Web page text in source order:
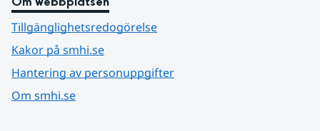
Tillgänglighetsredogörelse
Kakor på smhi.se
Hantering av personuppgifter
Om smhi.se